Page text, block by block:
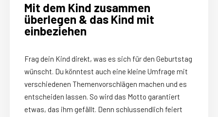
Mit dem Kind zusammen
überlegen & das Kind mit
einbeziehen
Frag dein Kind direkt, was es sich für den Geburtstag
wünscht. Du könntest auch eine kleine Umfrage mit
verschiedenen Themenvorschlägen machen und es
entscheiden lassen. So wird das Motto garantiert
etwas, das ihm gefällt. Denn schlussendlich feiert